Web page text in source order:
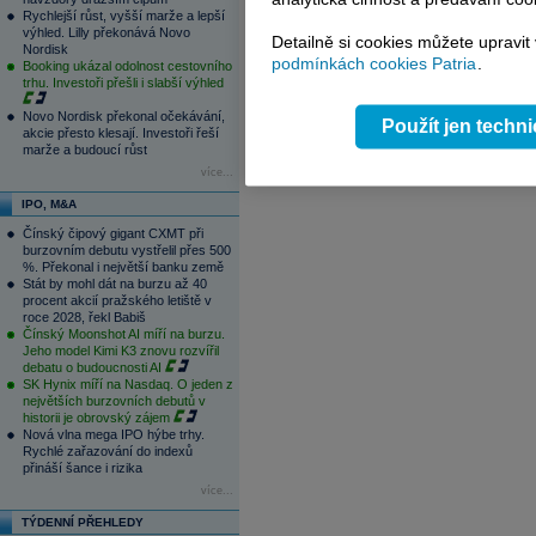
Rychlejší růst, vyšší marže a lepší
výhled. Lilly překonává Novo
Nordisk
Booking ukázal odolnost cestovního
trhu. Investoři přešli i slabší výhled
Novo Nordisk překonal očekávání,
akcie přesto klesají. Investoři řeší
marže a budoucí růst
více...
IPO, M&A
Čínský čipový gigant CXMT při
burzovním debutu vystřelil přes 500
%. Překonal i největší banku země
Stát by mohl dát na burzu až 40
procent akcií pražského letiště v
roce 2028, řekl Babiš
Čínský Moonshot AI míří na burzu.
Jeho model Kimi K3 znovu rozvířil
debatu o budoucnosti AI
SK Hynix míří na Nasdaq. O jeden z
největších burzovních debutů v
historii je obrovský zájem
Nová vlna mega IPO hýbe trhy.
Rychlé zařazování do indexů
přináší šance i rizika
více...
TÝDENNÍ PŘEHLEDY
Detailně si cookies můžete
podmínkách cookies Patria
Použít jen